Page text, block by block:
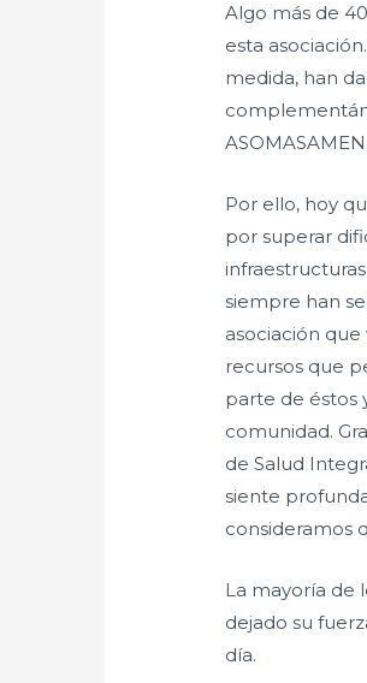
Algo más de
esta
medida, han
Por ello, hoy
por superar
siempre han
asociación
recursos que
parte de éstos
comunidad.
de Salud
siente
consideramos
La mayoría de
dejado su
día.